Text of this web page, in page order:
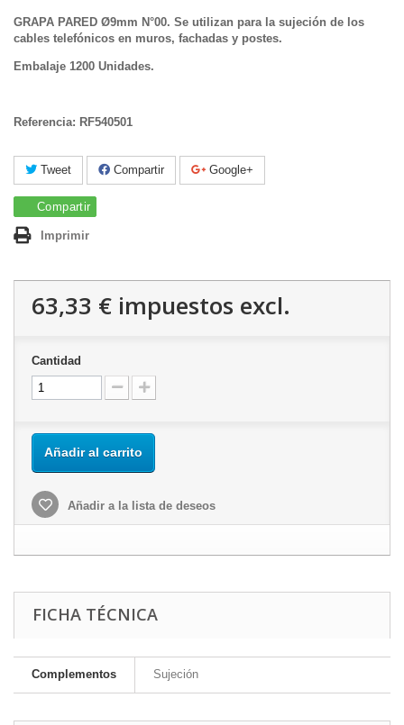
GRAPA PARED Ø9mm N°00. Se utilizan para la sujeción de los
cables telefónicos en muros, fachadas y postes.
Embalaje 1200 Unidades.
Referencia: RF540501
Tweet Compartir Google+
Compartir
Imprimir
63,33 € impuestos excl.
Cantidad
Añadir al carrito
Añadir a la lista de deseos
FICHA TÉCNICA
Complementos Sujeción